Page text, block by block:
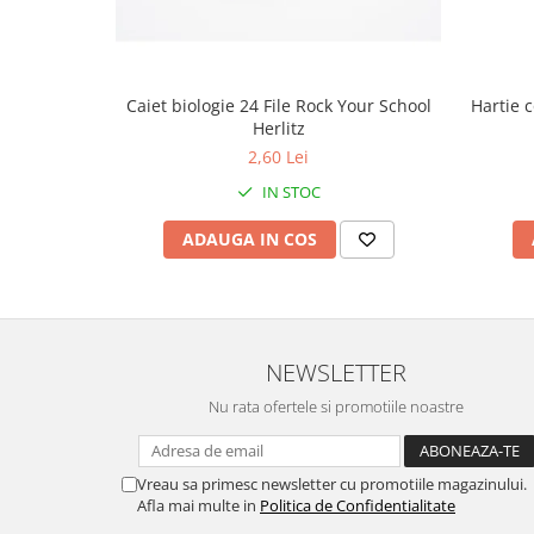
Caiet biologie 24 File Rock Your School
Herlitz
2,60 Lei
IN STOC
ADAUGA IN COS
Hartie
NEWSLETTER
Nu rata ofertele si promotiile noastre
Vreau sa primesc newsletter cu promotiile magazinului.
Afla mai multe in Politica de Confidentialitate